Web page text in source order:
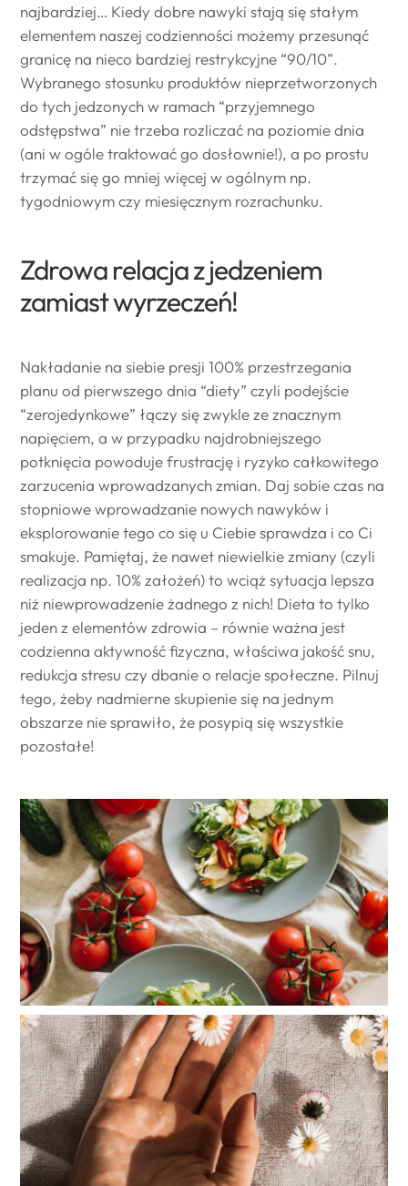
najbardziej… Kiedy dobre nawyki stają się stałym
elementem naszej codzienności możemy przesunąć
granicę na nieco bardziej restrykcyjne “90/10”.
Wybranego stosunku produktów nieprzetworzonych
do tych jedzonych w ramach “przyjemnego
odstępstwa” nie trzeba rozliczać na poziomie dnia
(ani w ogóle traktować go dosłownie!), a po prostu
trzymać się go mniej więcej w ogólnym np.
tygodniowym czy miesięcznym rozrachunku.
Zdrowa relacja z jedzeniem
zamiast wyrzeczeń!
Nakładanie na siebie presji 100% przestrzegania
planu od pierwszego dnia “diety” czyli podejście
“zerojedynkowe” łączy się zwykle ze znacznym
napięciem, a w przypadku najdrobniejszego
potknięcia powoduje frustrację i ryzyko całkowitego
zarzucenia wprowadzanych zmian. Daj sobie czas na
stopniowe wprowadzanie nowych nawyków i
eksplorowanie tego co się u Ciebie sprawdza i co Ci
smakuje. Pamiętaj, że nawet niewielkie zmiany (czyli
realizacja np. 10% założeń) to wciąż sytuacja lepsza
niż niewprowadzenie żadnego z nich! Dieta to tylko
jeden z elementów zdrowia – równie ważna jest
codzienna aktywność fizyczna, właściwa jakość snu,
redukcja stresu czy dbanie o relacje społeczne. Pilnuj
tego, żeby nadmierne skupienie się na jednym
obszarze nie sprawiło, że posypią się wszystkie
pozostałe!